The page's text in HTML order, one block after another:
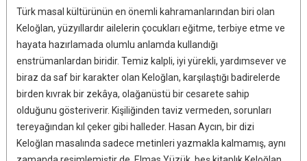
Türk masal kültürünün en önemli kahramanlarından biri olan
Keloğlan, yüzyıllardır ailelerin çocukları eğitme, terbiye etme ve
hayata hazırlamada olumlu anlamda kullandığı
enstrümanlardan biridir. Temiz kalpli, iyi yürekli, yardımsever ve
biraz da saf bir karakter olan Keloğlan, karşılaştığı badirelerde
birden kıvrak bir zekâya, olağanüstü bir cesarete sahip
olduğunu gösteriverir. Kişiliğinden taviz vermeden, sorunları
tereyağından kıl çeker gibi halleder. Hasan Aycın, bir dizi
Keloğlan masalında sadece metinleri yazmakla kalmamış, aynı